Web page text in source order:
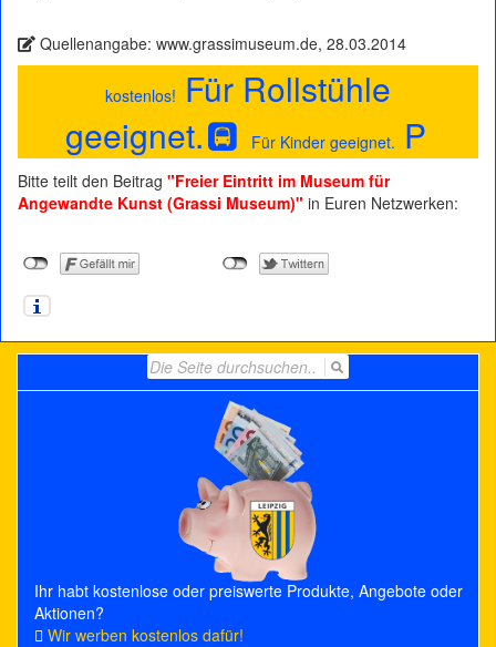
Quellenangabe: www.grassimuseum.de, 28.03.2014
kostenlos! Für Rollstühle
geeignet.
Für Kinder geeignet. P
Bitte teilt den Beitrag "Freier Eintritt im Museum für
Angewandte Kunst (Grassi Museum)" in Euren Netzwerken:
for:
Ihr habt kostenlose oder preiswerte Produkte, Angebote oder
Aktionen?
Wir werben kostenlos dafür!